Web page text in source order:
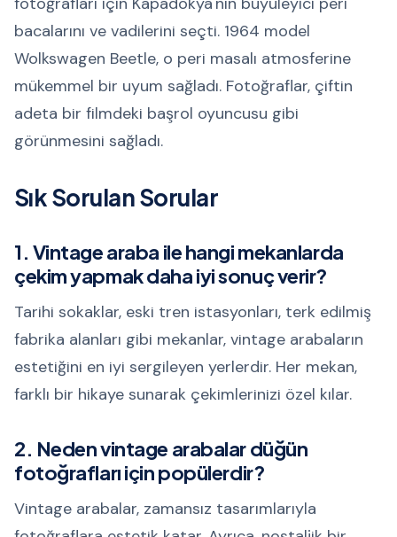
bacalarını ve vadilerini seçti. 1964 model
Wolkswagen Beetle, o peri masalı atmosferine
mükemmel bir uyum sağladı. Fotoğraflar, çiftin
adeta bir filmdeki başrol oyuncusu gibi
görünmesini sağladı.
Sık Sorulan Sorular
1. Vintage araba ile hangi mekanlarda
çekim yapmak daha iyi sonuç verir?
Tarihi sokaklar, eski tren istasyonları, terk edilmiş
fabrika alanları gibi mekanlar, vintage arabaların
estetiğini en iyi sergileyen yerlerdir. Her mekan,
farklı bir hikaye sunarak çekimlerinizi özel kılar.
2. Neden vintage arabalar düğün
fotoğrafları için popülerdir?
Vintage arabalar, zamansız tasarımlarıyla